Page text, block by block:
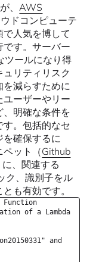
、 AWS
ドコンピューテ
で人気を博して
です。サーバー
ツールになり得
リティリスク
を減らすために
ユーザーやリー
、明確な条件を
。包括的なセ
確保するに
ペット（Github
、関連する
ク、識別子をル
も有効です。
Function
of a Lambda
and